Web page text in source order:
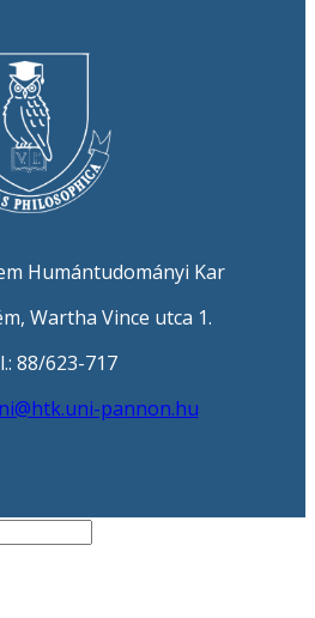
Humántudományi Kar
Wartha Vince utca 1.
88/623-717
pannon.hu